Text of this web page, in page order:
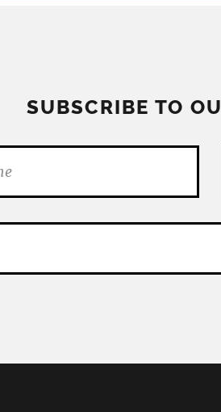
SUBSCRIBE TO